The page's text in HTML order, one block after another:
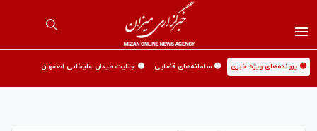
🟡 پرونده‌های ویژه خبری 🟡 سامانه‌های قضایی 🟡 جنایت میدان علیخانی اصفهان